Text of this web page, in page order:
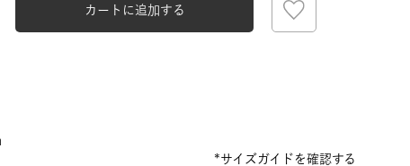
カートに追加する
*サイズガイドを確認する